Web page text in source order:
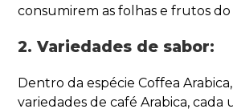
consumirem as folhas e frutos do
2. Variedades de sabor:
Dentro da espécie Coffea
variedades de café Arabica, cada